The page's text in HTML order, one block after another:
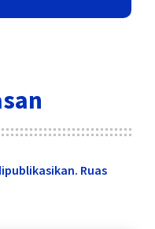
Ruas